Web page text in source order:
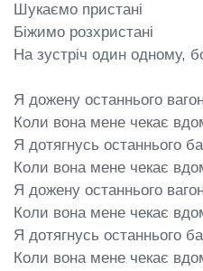
Шукаємо пристані
Біжимо розхристані
На зустріч один одному,
Я дожену останнього
Коли вона мене чекає
Я дотягнусь останнього
Коли вона мене чекає
Я дожену останнього
Коли вона мене чекає
Я дотягнусь останнього
Коли вона мене чекає